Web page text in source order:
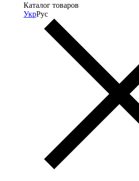
Каталог товаров
УкрРус